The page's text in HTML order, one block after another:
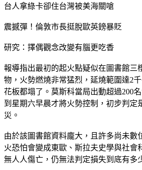
台人拿綠卡卻住台灣被美海關嗆
震撼彈！倫敦市長挺脫歐英鎊暴貶
研究：擇偶觀念改變有腦更吃香
報導指出最初的起火點疑似在圖書館三
物，火勢燃燒非常猛烈，延燒範圍達2
花板都塌了。莫斯科當局出動超過200
到星期六早晨才將火勢控制，初步判定
災。
由於該圖書館資料龐大，且許多尚未數
火恐怕會變成東歐、斯拉夫史學與社會
無人人傷亡，仍無法判定損失到底有多